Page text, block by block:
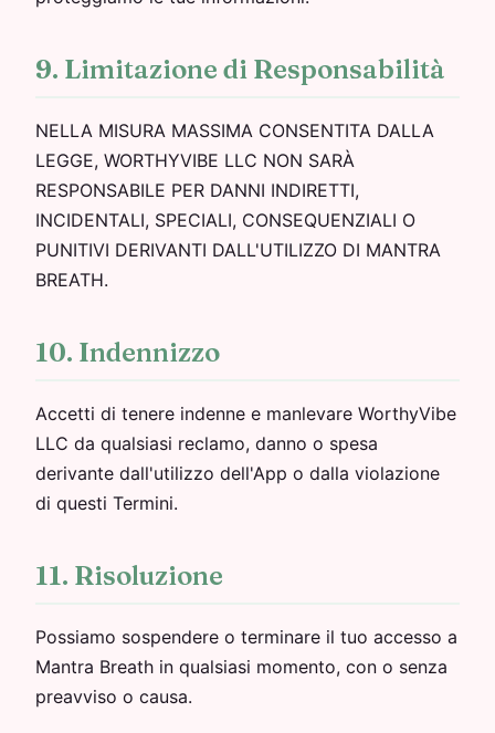
9. Limitazione di Responsabilità
NELLA MISURA MASSIMA CONSENTITA DALLA
LEGGE, WORTHYVIBE LLC NON SARÀ
RESPONSABILE PER DANNI INDIRETTI,
INCIDENTALI, SPECIALI, CONSEQUENZIALI O
PUNITIVI DERIVANTI DALL'UTILIZZO DI MANTRA
BREATH.
10. Indennizzo
Accetti di tenere indenne e manlevare WorthyVibe
LLC da qualsiasi reclamo, danno o spesa
derivante dall'utilizzo dell'App o dalla violazione
di questi Termini.
11. Risoluzione
Possiamo sospendere o terminare il tuo accesso a
Mantra Breath in qualsiasi momento, con o senza
preavviso o causa.